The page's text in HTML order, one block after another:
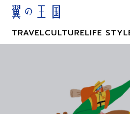
TRAVELCULTURELIFE